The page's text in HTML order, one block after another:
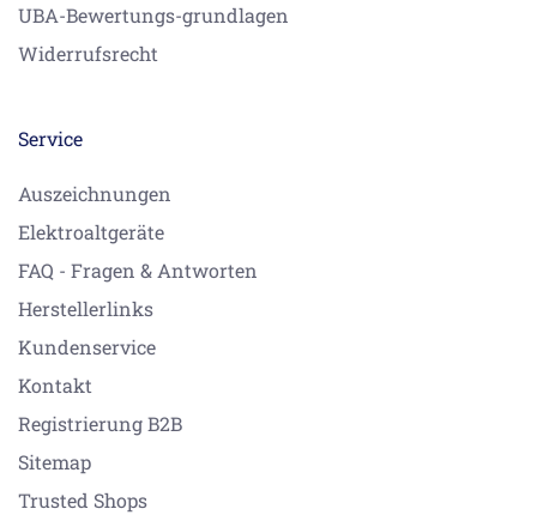
UBA-Bewertungs-grundlagen
Widerrufsrecht
Service
Auszeichnungen
Elektroaltgeräte
FAQ - Fragen & Antworten
Herstellerlinks
Kundenservice
Kontakt
Registrierung B2B
Sitemap
Trusted Shops